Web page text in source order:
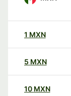
1 MXN
5 MXN
10 MXN